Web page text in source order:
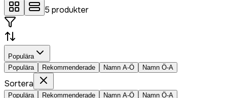
5 produkter
Populära
Populära
Rekommenderade Namn A-Ö Namn Ö-A
Sortera
Populära Rekommenderade Namn A-Ö Namn Ö-A